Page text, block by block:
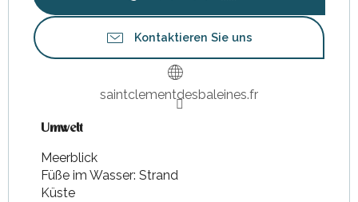
Kontaktieren Sie uns
saintclementdesbaleines.fr
Umwelt
Umwelt
Meerblick
Füße im Wasser: Strand
Küste